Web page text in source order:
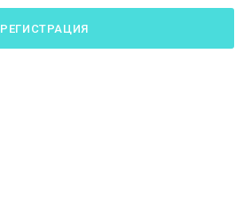
РЕГИСТРАЦИЯ